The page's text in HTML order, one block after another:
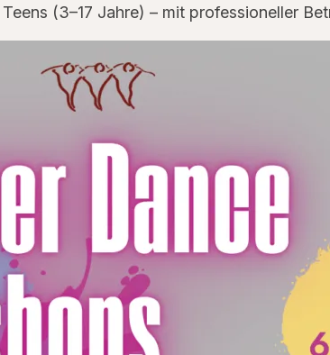
(3–17 Jahre) – mit professioneller